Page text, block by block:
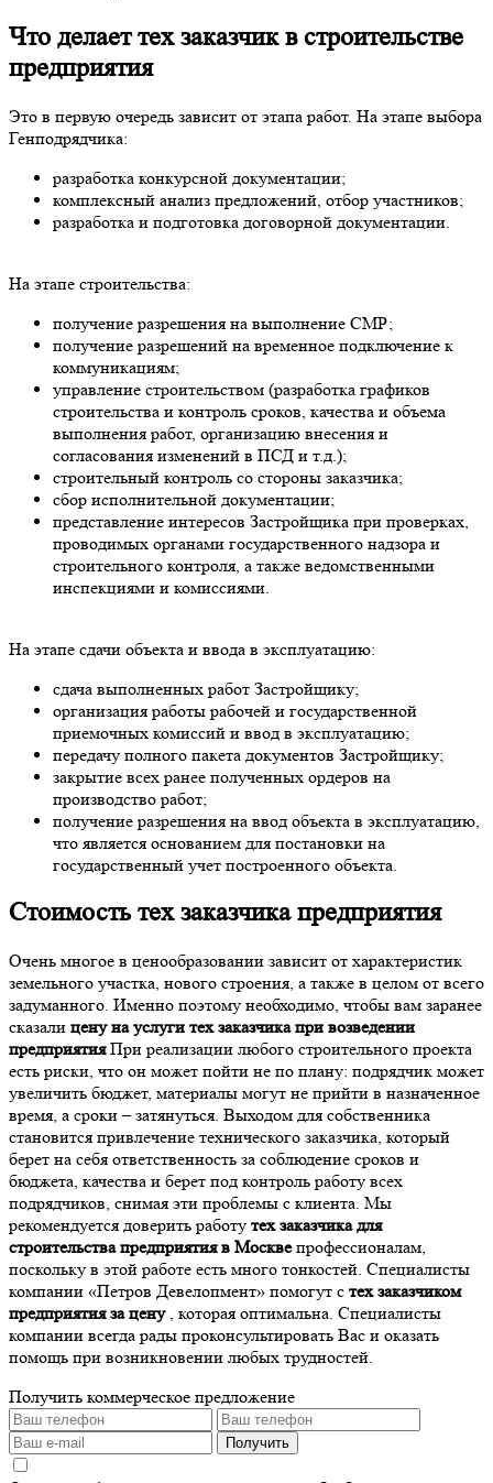
Что делаеттех заказчик в строительстве
предприятия
Это в первую очередь зависит от этапа работ. На этапе выбора
Генподрядчика:
разработка конкурсной документации;
комплексный анализ предложений, отбор участников;
разработка и подготовка договорной документации.
На этапе строительства:
получение разрешения на выполнение СМР;
получение разрешений на временное подключение к
коммуникациям;
управление строительством (разработка графиков
строительства и контроль сроков, качества и объема
выполнения работ, организацию внесения и
согласования изменений в ПСД и т.д.);
строительный контроль со стороны заказчика;
сбор исполнительной документации;
представление интересов Застройщика при проверках,
проводимых органами государственного надзора и
строительного контроля, а также ведомственными
инспекциями и комиссиями.
На этапе сдачи объекта и ввода в эксплуатацию:
сдача выполненных работ Застройщику;
организация работы рабочей и государственной
приемочных комиссий и ввод в эксплуатацию;
передачу полного пакета документов Застройщику;
закрытие всех ранее полученных ордеров на
производство работ;
получение разрешения на ввод объекта в эксплуатацию,
что является основанием для постановки на
государственный учет построенного объекта.
Стоимость тех заказчика предприятия
Очень многое в ценообразовании зависит от характеристик
земельного участка, нового строения, а также в целом от всего
задуманного. Именно поэтому необходимо, чтобы вам заранее
сказали цену на услуги тех заказчика при возведении
предприятияПри реализации любого строительного проекта
есть риски, что он может пойти не по плану: подрядчик может
увеличить бюджет, материалы могут не прийти в назначенное
время, а сроки – затянуться. Выходом для собственника
становится привлечение технического заказчика, который
берет на себя ответственность за соблюдение сроков и
бюджета, качества и берет под контроль работу всех
подрядчиков, снимая эти проблемы с клиента. Мы
рекомендуется доверить работу тех заказчика для
строительства предприятия в Москвепрофессионалам,
поскольку в этой работе есть много тонкостей. Специалисты
компании «Петров Девелопмент» помогут с тех заказчиком
предприятия за цену , которая оптимальна. Специалисты
компании всегда рады проконсультировать Вас и оказать
помощь при возникновении любых трудностей.
Получить коммерческое предложение
Получить